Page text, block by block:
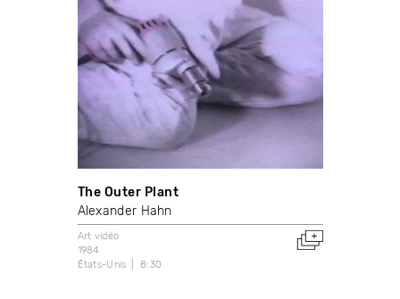
The Outer Plant
Alexander Hahn
Art vidéo
1984
États-Unis
8:30